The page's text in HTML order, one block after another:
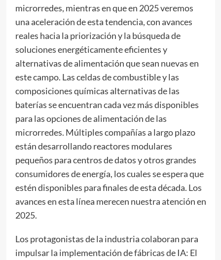
microrredes, mientras en que en 2025 veremos
una aceleración de esta tendencia, con avances
reales hacia la priorización y la búsqueda de
soluciones energéticamente eficientes y
alternativas de alimentación que sean nuevas en
este campo. Las celdas de combustible y las
composiciones químicas alternativas de las
baterías se encuentran cada vez más disponibles
para las opciones de alimentación de las
microrredes. Múltiples compañías a largo plazo
están desarrollando reactores modulares
pequeños para centros de datos y otros grandes
consumidores de energía, los cuales se espera que
estén disponibles para finales de esta década. Los
avances en esta línea merecen nuestra atención en
2025.
Los protagonistas de la industria colaboran para
impulsar la implementación de fábricas de IA: El